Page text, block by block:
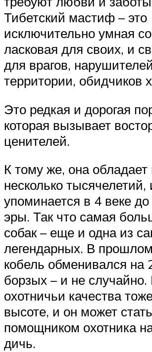
Тибетский мастиф – это
исключительно умная
ласковая для своих, и
для врагов, нарушителей
территории, обидчиков
Это редкая и дорогая
которая вызывает
ценителей.
К тому же, она обладает
несколько
упоминается в 4 веке
эры. Так что самая
собак – еще и одна из
легендарных. В
кобель обменивался на
борзых – и не случайно.
охотничьи качества
высоте, и он может
помощником охотника
дичь.